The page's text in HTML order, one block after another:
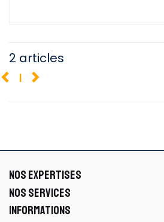
2 articles
1
NOS EXPERTISES
NOS SERVICES
INFORMATIONS